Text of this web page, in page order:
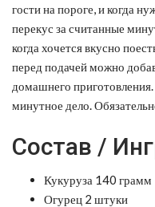
гости на пороге, и когда
перекус за считанные
когда хочется вкусно
перед подачей можно
домашнего
минутное дело.
Состав /
Кукуруза 140 грамм
Огурец 2 штуки